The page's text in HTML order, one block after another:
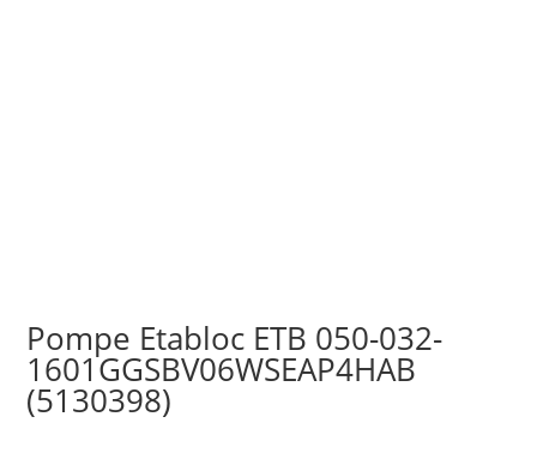
Pompe Etabloc ETB 050-032-
1601GGSBV06WSEAP4HAB
(5130398)